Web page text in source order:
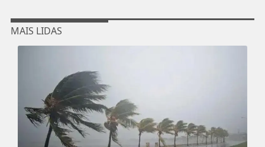
MAIS LIDAS